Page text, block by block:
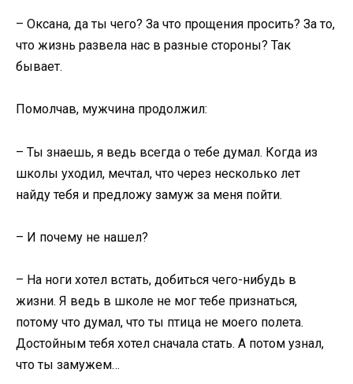
– Оксана, да ты чего? За что прощения просить? За то,
что жизнь развела нас в разные стороны? Так
бывает.
Помолчав, мужчина продолжил:
– Ты знаешь, я ведь всегда о тебе думал. Когда из
школы уходил, мечтал, что через несколько лет
найду тебя и предложу замуж за меня пойти.
– И почему не нашел?
– На ноги хотел встать, добиться чего-нибудь в
жизни. Я ведь в школе не мог тебе признаться,
потому что думал, что ты птица не моего полета.
Достойным тебя хотел сначала стать. А потом узнал,
что ты замужем…